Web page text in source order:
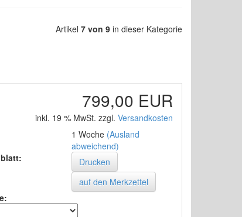
Artikel 7 von 9 in dieser Kategorie
799,00 EUR
inkl. 19 % MwSt. zzgl. Versandkosten
1 Woche (Ausland
abweichend)
Drucken
: